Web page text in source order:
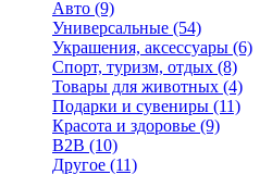
Авто (9)
Универсальные (54)
Украшения, аксессуары (6)
Спорт, туризм, отдых (8)
Товары для животных (4)
Подарки и сувениры (11)
Красота и здоровье (9)
B2B (10)
Другое (11)